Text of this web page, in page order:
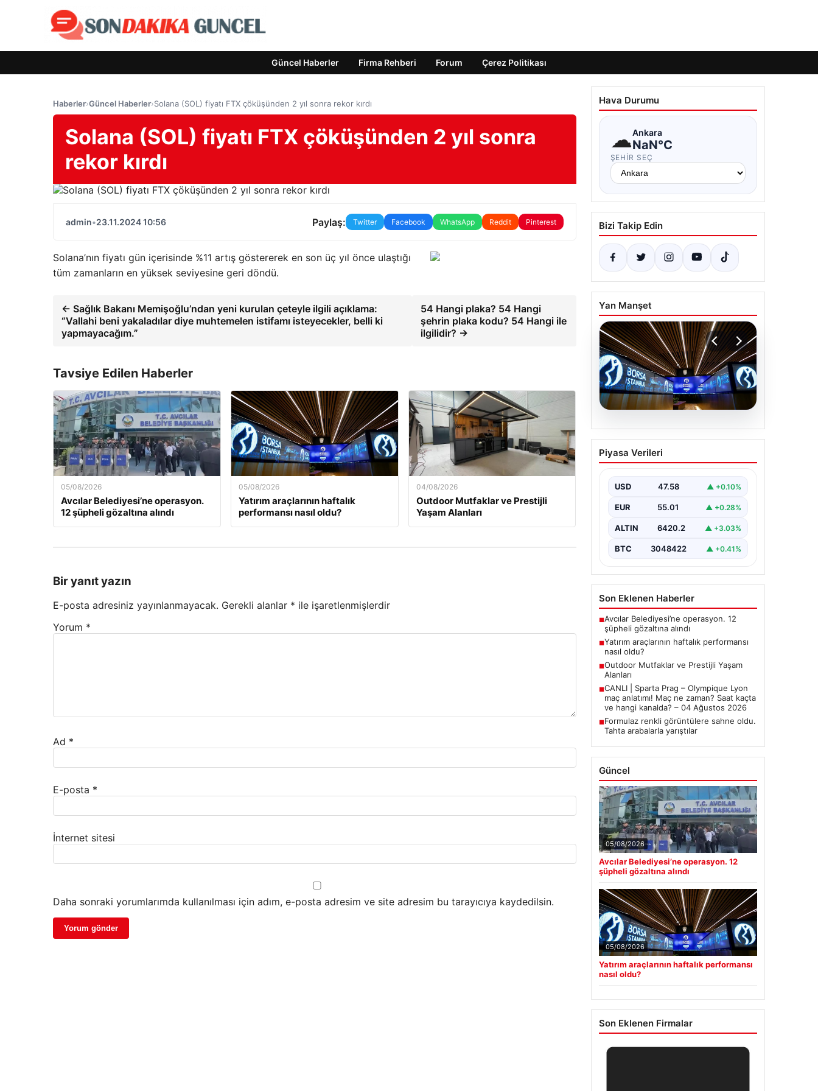
Güncel Haberler Firma Rehberi Forum Çerez Politikası
Haberler›Güncel Haberler›Solana (SOL) fiyatı FTX çöküşünden 2 yıl sonra rekor kırdı
Solana (SOL) fiyatı FTX çöküşünden 2 yıl sonra
rekor kırdı
admin•23.11.2024 10:56 Paylaş: Twitter Facebook WhatsApp Reddit Pinterest
Solana’nın fiyatı gün içerisinde %11 artış göstererek en son üç yıl önce ulaştığı
tüm zamanların en yüksek seviyesine geri döndü.
← Sağlık Bakanı Memişoğlu’ndan yeni kurulan çeteyle ilgili açıklama:
“Vallahi beni yakaladılar diye muhtemelen istifamı isteyecekler, belli ki
yapmayacağım.”
54 Hangi plaka? 54 Hangi
şehrin plaka kodu? 54 Hangi ile
ilgilidir? →
Tavsiye Edilen Haberler
05/08/2026
Avcılar Belediyesi’ne operasyon.
12 şüpheli gözaltına alındı
05/08/2026
Yatırım araçlarının haftalık
performansı nasıl oldu?
04/08/2026
Outdoor Mutfaklar ve Prestijli
Yaşam Alanları
Bir yanıt yazın
E-posta adresiniz yayınlanmayacak. Gerekli alanlar * ile işaretlenmişlerdir
Yorum *
Ad *
E-posta *
İnternet sitesi
Daha sonraki yorumlarımda kullanılması için adım, e-posta adresim ve site adresim bu tarayıcıya kaydedilsin.
Hava Durumu
☁Ankara
NaN°C
ŞEHIR SEÇ
Bizi Takip Edin
Yan Manşet
05.08.2026
Yatırım araçlarının
haftalık performansı
Piyasa Verileri
USD 47.58 ▲ +0.10%
EUR 55.01 ▲ +0.28%
ALTIN 6420.2 ▲ +3.03%
BTC 3048422 ▲ +0.41%
Son Eklenen Haberler
■Avcılar Belediyesi’ne operasyon. 12
şüpheli gözaltına alındı
■Yatırım araçlarının haftalık performansı
nasıl oldu?
■Outdoor Mutfaklar ve Prestijli Yaşam
Alanları
■CANLI | Sparta Prag – Olympique Lyon
maç anlatımı! Maç ne zaman? Saat kaçta
ve hangi kanalda? – 04 Ağustos 2026
■Formulaz renkli görüntülere sahne oldu.
Tahta arabalarla yarıştılar
Güncel
05/08/2026
Avcılar Belediyesi’ne operasyon. 12
şüpheli gözaltına alındı
05/08/2026
Yatırım araçlarının haftalık performansı
nasıl oldu?
Son Eklenen Firmalar